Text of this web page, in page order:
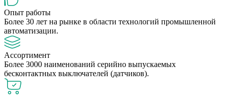
Опыт работы
Более 30 лет на рынке в области технологий промышленной
автоматизации.
Ассортимент
Более 3000 наименований серийно выпускаемых
бесконтактных выключателей (датчиков).